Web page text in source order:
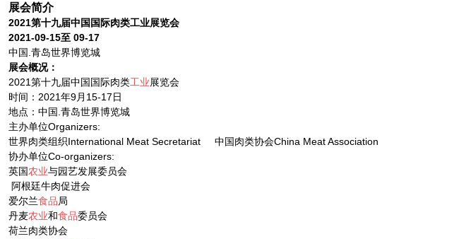
展会简介
2021第十九届中国国际肉类工业展览会
2021-09-15至 09-17
中国.青岛世界博览城
展会概况：
2021第十九届中国国际肉类工业展览会
时间：2021年9月15-17日
地点：中国.青岛世界博览城
主办单位Organizers:
世界肉类组织International Meat Secretariat 中国肉类协会China Meat Association
协办单位Co-organizers:
英国农业与园艺发展委员会
阿根廷牛肉促进会
爱尔兰食品局
丹麦农业和食品委员会
荷兰肉类协会